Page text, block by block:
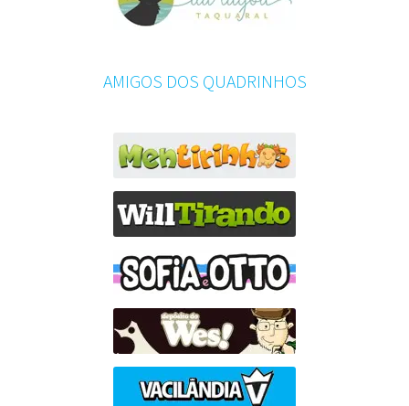
AMIGOS DOS QUADRINHOS